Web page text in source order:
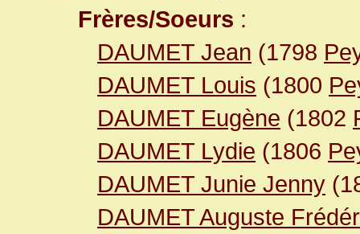
Frères/Soeurs :
DAUMET Jean (1798
DAUMET Louis (1800
DAUMET Eugène (1802
DAUMET Lydie (1806
DAUMET Junie Jenny
DAUMET Auguste